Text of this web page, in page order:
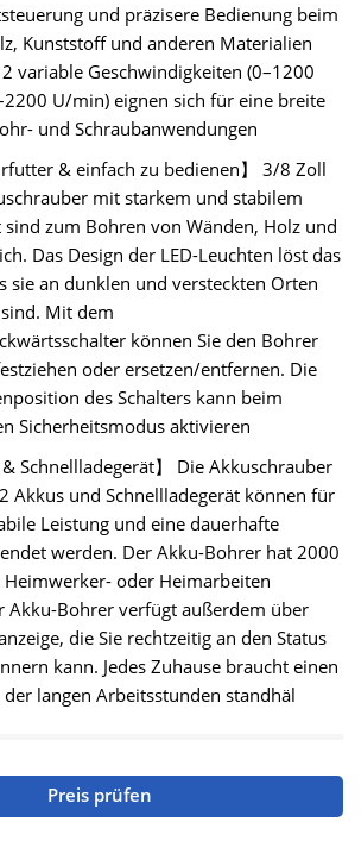
und präzisere Bedienung beim
Kunststoff und anderen Materialien
variable Geschwindigkeiten (0–1200
U/min) eignen sich für eine breite
und Schraubanwendungen
& einfach zu bedienen】 3/8 Zoll
mit starkem und stabilem
zum Bohren von Wänden, Holz und
Das Design der LED-Leuchten löst das
sie an dunklen und versteckten Orten
Mit dem
können Sie den Bohrer
oder ersetzen/entfernen. Die
des Schalters kann beim
Sicherheitsmodus aktivieren
& Schnellladegerät】 Die Akkuschrauber
Akkus und Schnellladegerät können für
Leistung und eine dauerhafte
werden. Der Akku-Bohrer hat 2000
oder Heimarbeiten
Akku-Bohrer verfügt außerdem über
die Sie rechtzeitig an den Status
kann. Jedes Zuhause braucht einen
langen Arbeitsstunden standhäl
Preis prüfen